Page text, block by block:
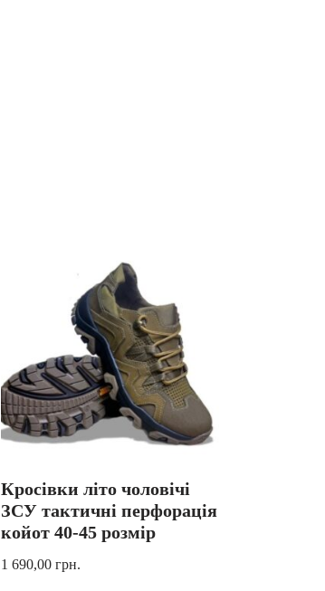
Кросівки літо чоловічі
ЗСУ тактичні перфорація
койот 40-45 розмір
1 690,00грн.